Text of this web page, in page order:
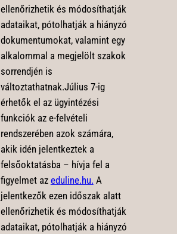
ellenőrizhetik és módosíthatják
adataikat, pótolhatják a hiányzó
dokumentumokat, valamint egy
alkalommal a megjelölt szakok
sorrendjén is
változtathatnak.Július 7-ig
érhetők el az ügyintézési
funkciók az e-felvételi
rendszerében azok számára,
akik idén jelentkeztek a
felsőoktatásba – hívja fel a
figyelmet az eduline.hu. A
jelentkezők ezen időszak alatt
ellenőrizhetik és módosíthatják
adataikat, pótolhatják a hiányzó